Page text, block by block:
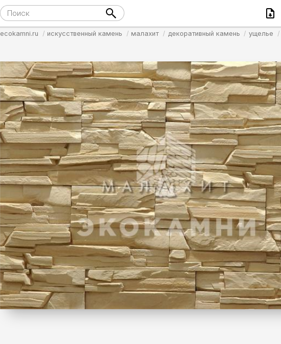
ecokamni.ru искусственный камень малахит декоративный камень ущелье